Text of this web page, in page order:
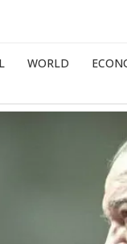
WORLD